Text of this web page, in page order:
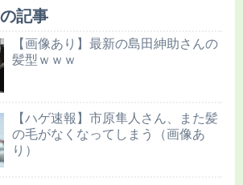
記事
【画像あり】最新の島田紳助さんの
髪型ｗｗｗ
【ハゲ速報】市原隼人さん、また髪
の毛がなくなってしまう（画像あ
り）